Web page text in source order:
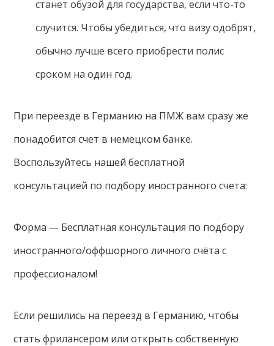
станет обузой для государства, если что-то
случится. Чтобы убедиться, что визу одобрят,
обычно лучше всего приобрести полис
сроком на один год.
При переезде в Германию на ПМЖ вам сразу же
понадобится счет в немецком банке.
Воспользуйтесь нашей бесплатной
консультацией по подбору иностранного счета:
Форма — Бесплатная консультация по подбору
иностранного/оффшорного личного счёта с
профессионалом!
Если решились на переезд в Германию, чтобы
стать фрилансером или открыть собственную